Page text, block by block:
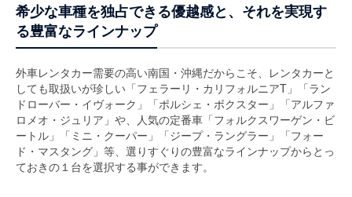
希少な車種を独占できる優越感と、それを実現す
る豊富なラインナップ
外車レンタカー需要の高い南国・沖縄だからこそ、レンタカーと
しても取扱いが珍しい「フェラーリ・カリフォルニアT」「ラン
ドローバー・イヴォーク」「ポルシェ・ボクスター」「アルファ
ロメオ・ジュリア」や、人気の定番車「フォルクスワーゲン・ビ
ートル」「ミニ・クーパー」「ジープ・ラングラー」「フォー
ド・マスタング」等、選りすぐりの豊富なラインナップからとっ
ておきの１台を選択する事ができます。